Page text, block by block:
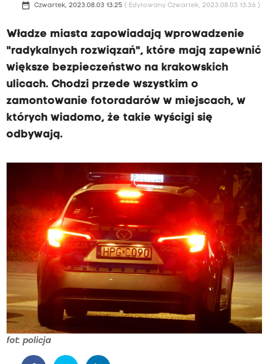
date_range Czwartek, 2023.08.03 13:25 ( Edytowany Czwartek, 2023.08.03 13:36 )
Władze miasta zapowiadają wprowadzenie
"radykalnych rozwiązań", które mają zapewnić
większe bezpieczeństwo na krakowskich
ulicach. Chodzi przede wszystkim o
zamontowanie fotoradarów w miejscach, w
których wiadomo, że takie wyścigi się
odbywają.
fot: policja